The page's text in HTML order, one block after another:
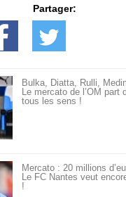
Partager:
Bulka, Diatta, Rulli,
Le mercato de l’OM part
tous les sens !
Mercato : 20 millions
Le FC Nantes veut
!